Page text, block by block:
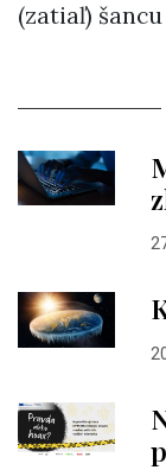
(zatiaľ)